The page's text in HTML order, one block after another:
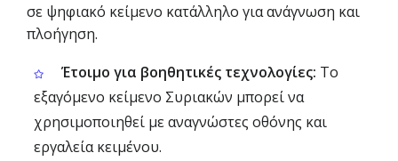
σε ψηφιακό κείμενο κατάλληλο για ανάγνωση και
πλοήγηση.
Έτοιμο για βοηθητικές τεχνολογίες: Το
εξαγόμενο κείμενο Συριακών μπορεί να
χρησιμοποιηθεί με αναγνώστες οθόνης και
εργαλεία κειμένου.